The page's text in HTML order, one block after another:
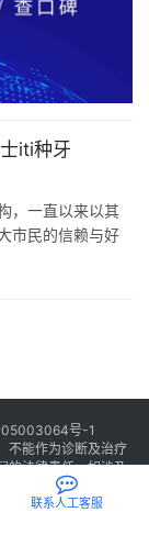
iti种牙
，一直以来以其
市民的信赖与好
05003064号-1
不能作为诊断及治疗
的法律责任。如涉及
联系人工客服